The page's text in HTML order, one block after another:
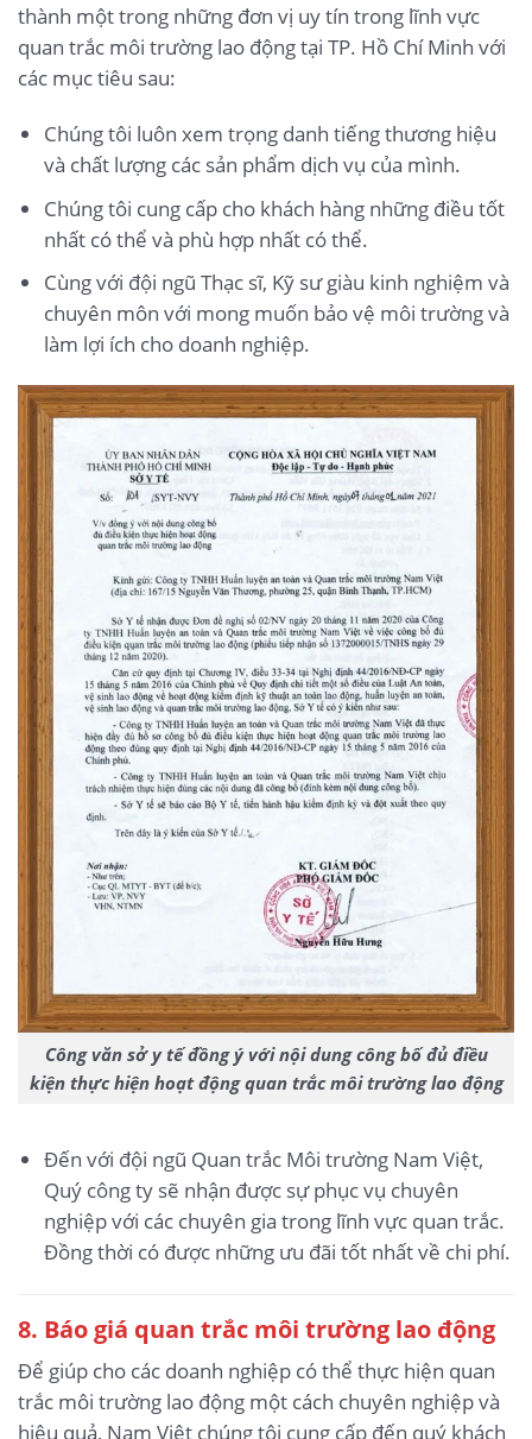
thành một trong những đơn vị uy tín trong lĩnh vực
quan trắc môi trường lao động tại TP. Hồ Chí Minh với
các mục tiêu sau:
Chúng tôi luôn xem trọng danh tiếng thương hiệu
và chất lượng các sản phẩm dịch vụ của mình.
Chúng tôi cung cấp cho khách hàng những điều tốt
nhất có thể và phù hợp nhất có thể.
Cùng với đội ngũ Thạc sĩ, Kỹ sư giàu kinh nghiệm và
chuyên môn với mong muốn bảo vệ môi trường và
làm lợi ích cho doanh nghiệp.
Công văn sở y tế đồng ý với nội dung công bố đủ điều
kiện thực hiện hoạt động quan trắc môi trường lao động
Đến với đội ngũ Quan trắc Môi trường Nam Việt,
Quý công ty sẽ nhận được sự phục vụ chuyên
nghiệp với các chuyên gia trong lĩnh vực quan trắc.
Đồng thời có được những ưu đãi tốt nhất về chi phí.
8. Báo giá quan trắc môi trường lao động
Để giúp cho các doanh nghiệp có thể thực hiện quan
trắc môi trường lao động một cách chuyên nghiệp và
hiệu quả, Nam Việt chúng tôi cung cấp đến quý khách